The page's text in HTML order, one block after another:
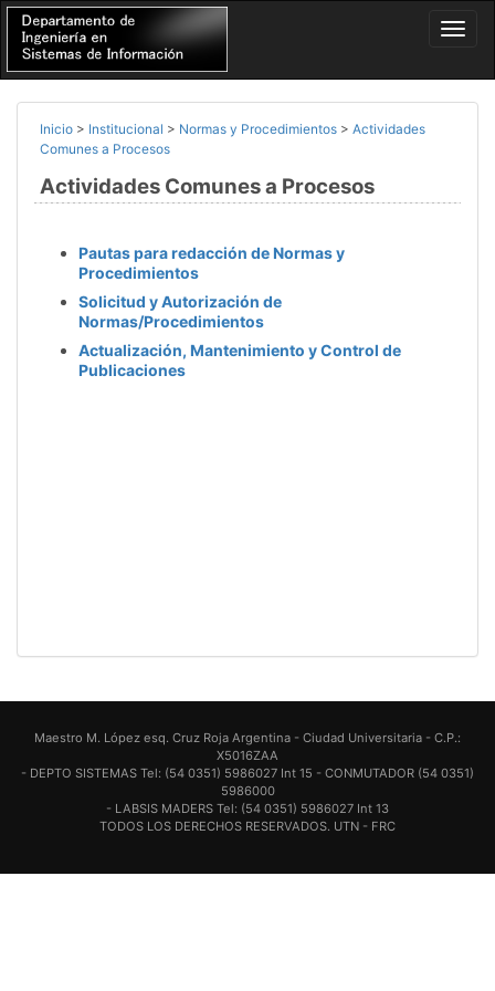
Inicio > Institucional > Normas y Procedimientos > Actividades
Comunes a Procesos
Actividades Comunes a Procesos
Pautas para redacción de Normas y
Procedimientos
Solicitud y Autorización de
Normas/Procedimientos
Actualización, Mantenimiento y Control de
Publicaciones
Maestro M. López esq. Cruz Roja Argentina - Ciudad Universitaria - C.P.:
X5016ZAA
- DEPTO SISTEMAS Tel: (54 0351) 5986027 Int 15 - CONMUTADOR (54 0351)
5986000
- LABSIS MADERS Tel: (54 0351) 5986027 Int 13
TODOS LOS DERECHOS RESERVADOS. UTN - FRC